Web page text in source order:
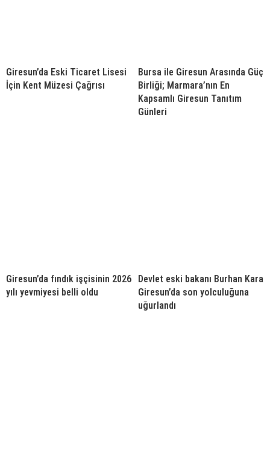
Giresun’da Eski Ticaret Lisesi
İçin Kent Müzesi Çağrısı
Bursa ile Giresun Arasında Güç
Birliği; Marmara’nın En
Kapsamlı Giresun Tanıtım
Günleri
Giresun’da fındık işçisinin 2026
yılı yevmiyesi belli oldu
Devlet eski bakanı Burhan Kara
Giresun’da son yolculuğuna
uğurlandı